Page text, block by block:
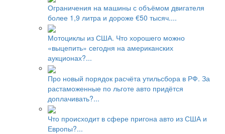
Ограничения на машины с объёмом двигателя
более 1,9 литра и дороже €50 тысяч....
Мотоциклы из США. Что хорошего можно
«выцепить» сегодня на американских
аукционах?...
Про новый порядок расчёта утильсбора в РФ. За
растаможенные по льготе авто придётся
доплачивать?...
Что происходит в сфере пригона авто из США и
Европы?...